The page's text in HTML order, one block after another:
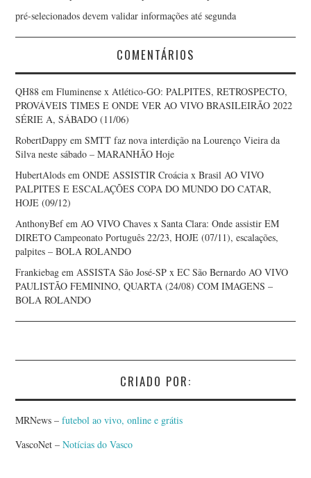
pré-selecionados devem validar informações até segunda
COMENTÁRIOS
QH88 emFluminense x Atlético-GO: PALPITES, RETROSPECTO,
PROVÁVEIS TIMES E ONDE VER AO VIVO BRASILEIRÃO 2022
SÉRIE A, SÁBADO (11/06)
RobertDappy emSMTT faz nova interdição na Lourenço Vieira da
Silva neste sábado – MARANHÃO Hoje
HubertAlods emONDE ASSISTIR Croácia x Brasil AO VIVO
PALPITES E ESCALAÇÕES COPA DO MUNDO DO CATAR,
HOJE (09/12)
AnthonyBefem AO VIVO Chaves x Santa Clara: Onde assistir EM
DIRETO Campeonato Português 22/23, HOJE (07/11), escalações,
palpites – BOLA ROLANDO
Frankiebag em ASSISTA São José-SP x EC São Bernardo AO VIVO
PAULISTÃO FEMININO, QUARTA (24/08) COM IMAGENS –
BOLA ROLANDO
CRIADO POR:
MRNews –futebol ao vivo, online e grátis
VascoNet – Notícias do Vasco